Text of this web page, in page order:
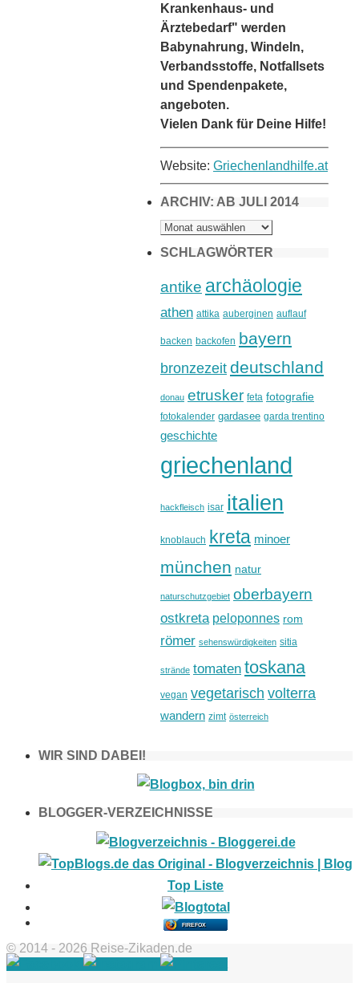
Krankenhaus- und
Ärztebedarf" werden
Babynahrung, Windeln,
Verbandsstoffe, Notfallsets
und Spendenpakete,
angeboten.
Vielen Dank für Deine Hilfe!
Website: Griechenlandhilfe.at
ARCHIV: AB JULI 2014
ARCHIV:
AB
2014
SCHLAGWÖRTER
antike archäologie
athen attika auberginen auflauf
backen backofen bayern
bronzezeit deutschland
donau etrusker feta fotografie
fotokalender gardasee garda trentino
geschichte
griechenland
hackfleisch isar italien
knoblauch kreta minoer
münchen natur
naturschutzgebiet oberbayern
ostkreta peloponnes rom
römer sehenswürdigkeiten sitia
strände tomaten toskana
vegan vegetarisch volterra
wandern zimt österreich
WIR SIND DABEI!
BLOGGER-VERZEICHNISSE
FIREFOX
© 2014 - 2026 Reise-Zikaden.de